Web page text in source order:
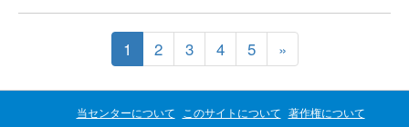
1 2 3 4 5 »
当センターについて このサイトについて 著作権について